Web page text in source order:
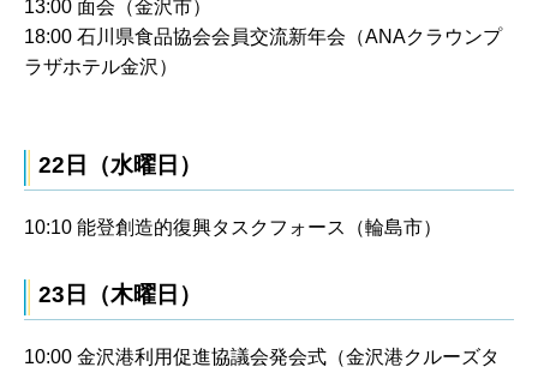
13:00 面会（金沢市）
18:00 石川県食品協会会員交流新年会（ANAクラウンプ
ラザホテル金沢）
22日（水曜日）
10:10 能登創造的復興タスクフォース（輪島市）
23日（木曜日）
10:00 金沢港利用促進協議会発会式（金沢港クルーズタ